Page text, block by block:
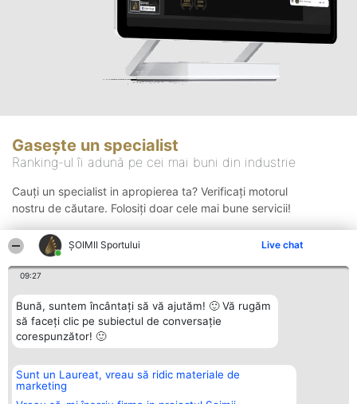
ȘOIMII Sportului Live chat
09:27
Bună, suntem încântați să vă ajutăm! 🙂 Vă rugăm
să faceți clic pe subiectul de conversație
corespunzător! 🙂
Sunt un Laureat, vreau să ridic materiale de
marketing
Gasește un specialist
Ranking-ul îi adună pe cei mai buni din industrie
Cauți un specialist in apropierea ta? Verificați motorul
nostru de căutare. Folosiți doar cele mai bune servicii!
Organizator Ranking
BRIGHT SOLUTIONS BR SRL
Aleea Timisul De Sus 2 Bl. A30
Plebiscyt
Lista Tuturor
Contact